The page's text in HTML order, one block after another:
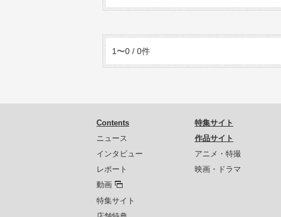
1〜0 / 0件
Contents
ニュース
インタビュー
レポート
動画
特集サイト
特集サイト
作品サイト
アニメ・特撮
映画・ドラマ